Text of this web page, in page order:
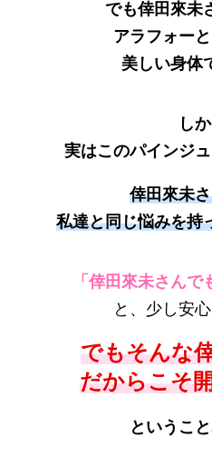
でも倖田來未
アラフォー
美しい身体
し
実はこのパインジ
倖田來未
私達と同じ悩みを持
「倖田來未さん
と、少し安
でもそんな
だからこそ
というこ